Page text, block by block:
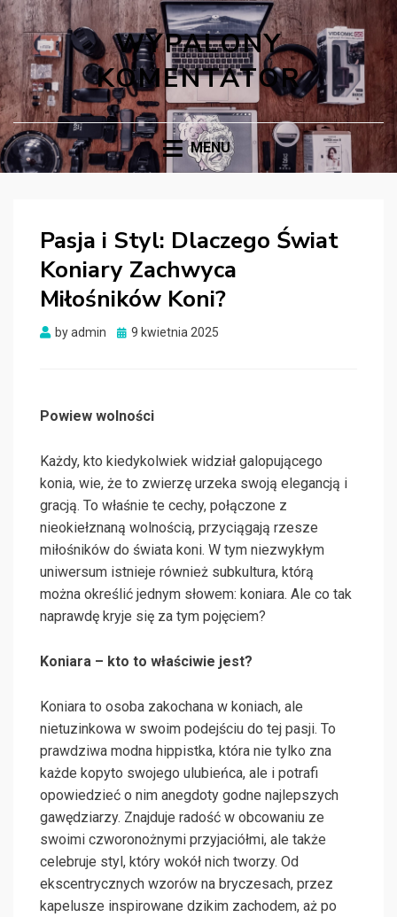
WYPALONY
KOMENTATOR
MENU
Pasja i Styl: Dlaczego Świat
Koniary Zachwyca
Miłośników Koni?
byadmin
Posted
9 kwietnia 2025
Powiew wolności
Każdy, kto kiedykolwiek widział galopującego
konia, wie, że to zwierzę urzeka swoją elegancją i
gracją. To właśnie te cechy, połączone z
nieokiełznaną wolnością, przyciągają rzesze
miłośników do świata koni. W tym niezwykłym
uniwersum istnieje również subkultura, którą
można określić jednym słowem: koniara. Ale co tak
naprawdę kryje się za tym pojęciem?
Koniara – kto to właściwie jest?
Koniara to osoba zakochana w koniach, ale
nietuzinkowa w swoim podejściu do tej pasji. To
prawdziwa modna hippistka, która nie tylko zna
każde kopyto swojego ulubieńca, ale i potrafi
opowiedzieć o nim anegdoty godne najlepszych
gawędziarzy. Znajduje radość w obcowaniu ze
swoimi czworonożnymi przyjaciółmi, ale także
celebruje styl, który wokół nich tworzy. Od
ekscentrycznych wzorów na bryczesach, przez
kapelusze inspirowane dzikim zachodem, aż po